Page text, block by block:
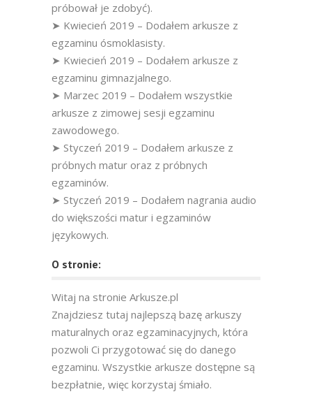
próbował je zdobyć).
➤ Kwiecień 2019 – Dodałem arkusze z
egzaminu ósmoklasisty.
➤ Kwiecień 2019 – Dodałem arkusze z
egzaminu gimnazjalnego.
➤ Marzec 2019 – Dodałem wszystkie
arkusze z zimowej sesji egzaminu
zawodowego.
➤ Styczeń 2019 – Dodałem arkusze z
próbnych matur oraz z próbnych
egzaminów.
➤ Styczeń 2019 – Dodałem nagrania audio
do większości matur i egzaminów
językowych.
O stronie:
Witaj na stronie Arkusze.pl
Znajdziesz tutaj najlepszą bazę arkuszy
maturalnych oraz egzaminacyjnych, która
pozwoli Ci przygotować się do danego
egzaminu. Wszystkie arkusze dostępne są
bezpłatnie, więc korzystaj śmiało.